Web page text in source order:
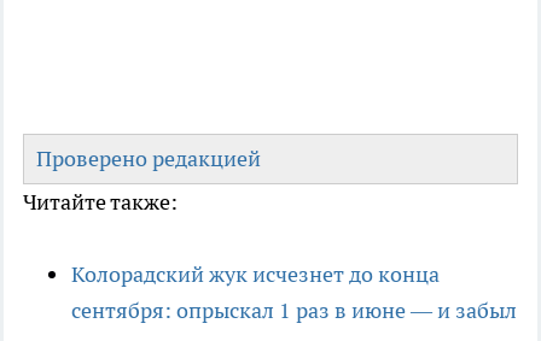
Проверено редакцией
Читайте также:
Колорадский жук исчезнет до конца
сентября: опрыскал 1 раз в июне — и забыл